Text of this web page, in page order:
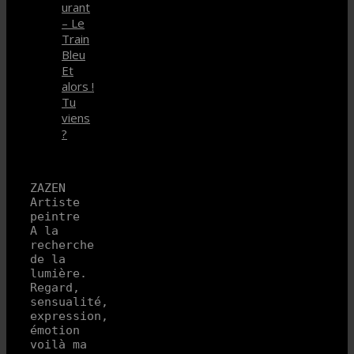
urant
– Le
Train
Bleu
Et
alors !
Tu
viens
?
ZAZEN
Artiste
peintre
A la
recherche
de la
lumière.
Regard,
sensualité,
expression,
émotion
voilà ma